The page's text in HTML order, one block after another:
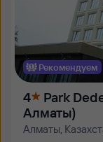
Рекомендуем
4
Park
Алматы)
Алматы,